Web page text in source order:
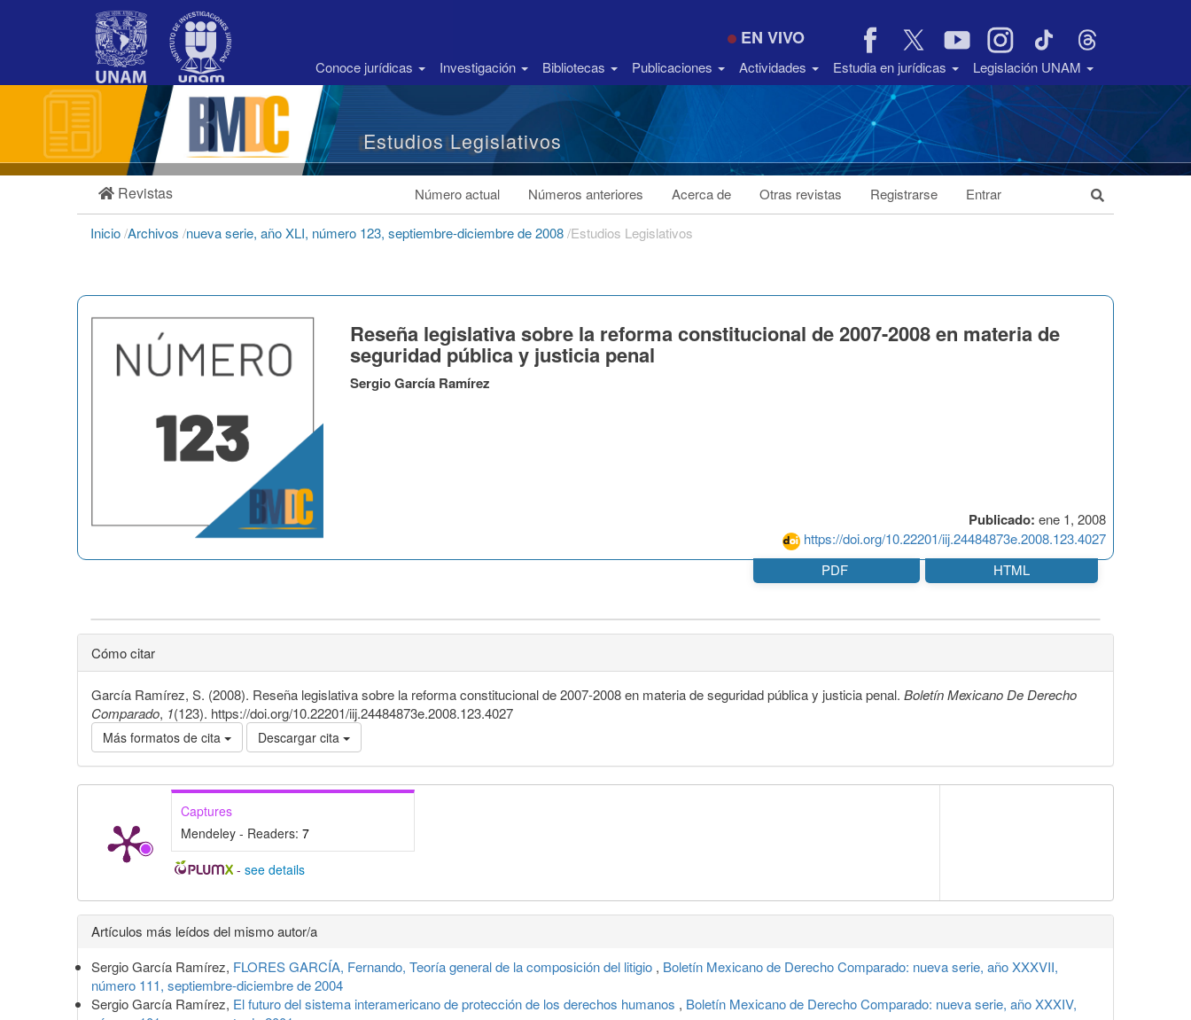
Barra
EN VIVO
Conoce jurídicas Investigación Bibliotecas Publicaciones Actividades Estudia en jurídicas Legislación UNAM
Estudios Legislativos
Revistas Número actual Números anteriores Acerca de Otras revistas Registrarse Entrar
Inicio/Archivos /nueva serie, año XLI, número 123, septiembre-diciembre de 2008/Estudios Legislativos
Publicado: ene 1, 2008
https://doi.org/10.22201/iij.24484873e.2008.123.4027
Reseña legislativa sobre la reforma constitucional de 2007-2008 en materia de
seguridad pública y justicia penal
Sergio García Ramírez
PDF HTML
Cómo citar
García Ramírez, S. (2008). Reseña legislativa sobre la reforma constitucional de 2007-2008 en materia de seguridad pública y justicia penal. Boletín Mexicano De Derecho
Comparado, 1(123). https://doi.org/10.22201/iij.24484873e.2008.123.4027
Más formatos de cita Descargar cita
Captures
Mendeley - Readers: 7
- see details
Detalles
del
artículo
Artículos más leídos del mismo autor/a
Sergio García Ramírez, FLORES GARCÍA, Fernando, Teoría general de la composición del litigio , Boletín Mexicano de Derecho Comparado: nueva serie, año XXXVII,
número 111, septiembre-diciembre de 2004
Sergio García Ramírez, El futuro del sistema interamericano de protección de los derechos humanos , Boletín Mexicano de Derecho Comparado: nueva serie, año XXXIV,